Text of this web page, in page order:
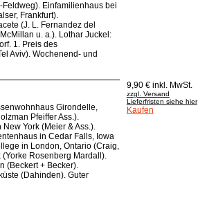
Einfamilienhaus bei
Frankfurt).
(J. L. Fernandez del
u. a.). Lothar Juckel:
1. Preis des
Aviv). Wochenend- und
Girondelle,
Pfeiffer Ass.).
York (Meier & Ass.).
in Cedar Falls, Iowa
in London, Ontario (Craig,
Rosenberg Mardall).
(Beckert + Becker).
(Dahinden). Guter
9,90 € inkl. MwSt.
zzgl. Versand
Lieferfristen siehe hier
Kaufen